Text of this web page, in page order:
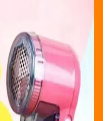
Evde Tüy Temizliğinde
ve saç döküntülerini kolayca
uzun ömürlü ve
Aletleri ile Evcil
önemli bir ihtiyaçtır. Pratik